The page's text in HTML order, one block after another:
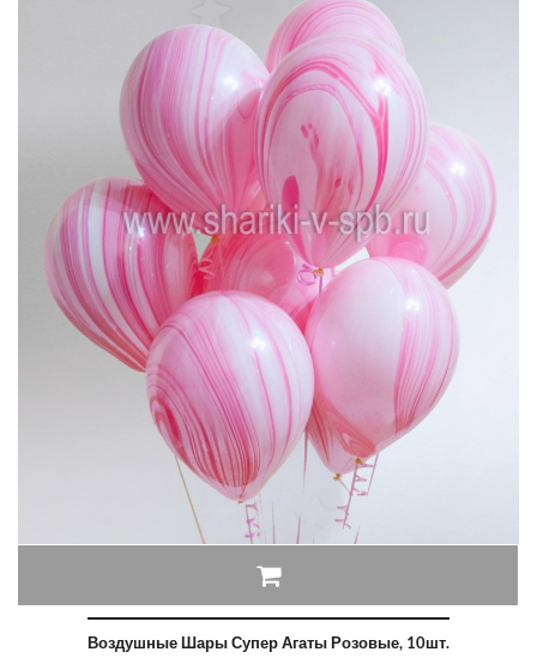
Воздушные Шары Супер Агаты Розовые, 10шт.